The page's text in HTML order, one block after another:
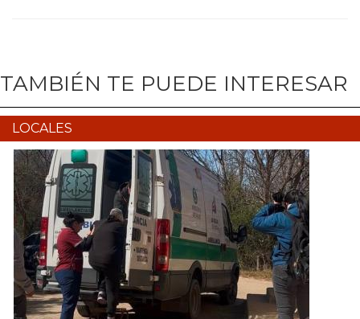
TAMBIÉN TE PUEDE INTERESAR
LOCALES